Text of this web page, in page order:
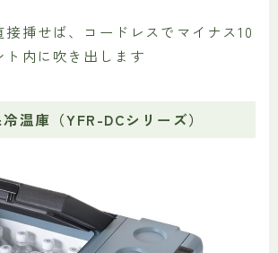
接挿せば、コードレスでマイナス10
ト内に吹き出します
温庫（YFR-DCシリーズ）